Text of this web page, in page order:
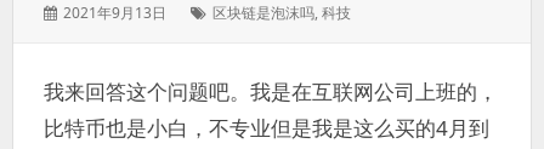
发
2021年9月13日
标
区块链是泡沫吗,科技
我来回答这个问题吧。我是在互联网公司上班的，
比特币也是小白，不专业但是我是这么买的4月到